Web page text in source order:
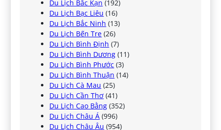
Du Lịch Bắc Kạn (192)
Du Lịch Bạc Liêu (16)
Du Lịch Bắc Ninh (13)
Du Lịch Bến Tre (26)
Du Lịch Bình Định (7)
Du Lịch Bình Dương (11)
Du Lịch Bình Phước (3)
Du Lịch Bình Thuận (14)
Du Lịch Cà Mau (25)
Du Lịch Cần Thơ (41)
Du Lịch Cao Bằng (352)
Du Lịch Châu Á (996)
Du Lịch Châu Âu (954)